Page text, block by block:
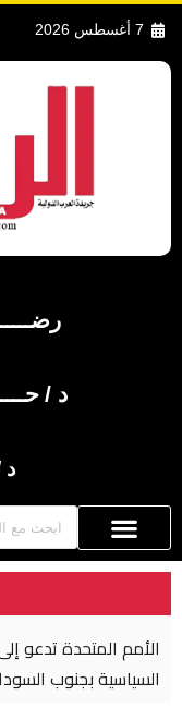
7 أغسطس 2026
د /
د
الأمم المتحدة تدعو
السياسية بجنوب